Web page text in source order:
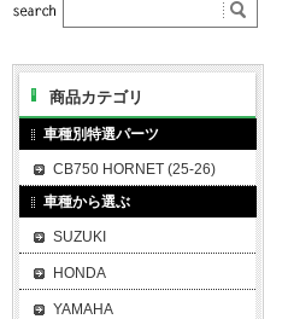
商品カテゴリ
車種別特選パーツ
CB750 HORNET (25-26)
車種から選ぶ
SUZUKI
HONDA
YAMAHA